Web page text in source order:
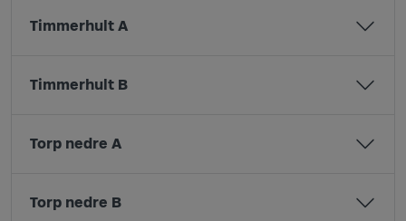
Timmerhult A
Timmerhult B
Torp nedre A
Torp nedre B